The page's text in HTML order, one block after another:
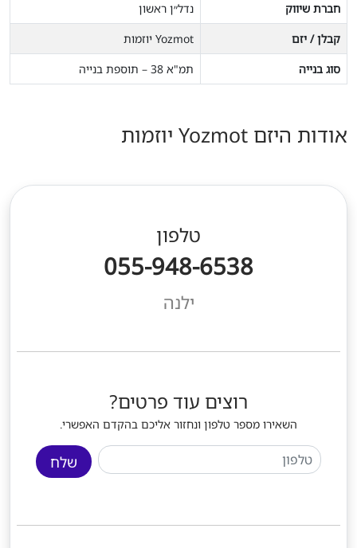
חברת שיווק
נדל״ן ראשון
קבלן / יזם
Yozmot יוזמות
סוג בנייה
תמ"א 38 – תוספת בנייה
אודות היזם Yozmot יוזמות
טלפון
055-948-6538
ילנה
רוצים עוד פרטים?
השאירו מספר טלפון ונחזור אליכם בהקדם האפשרי.
שלח